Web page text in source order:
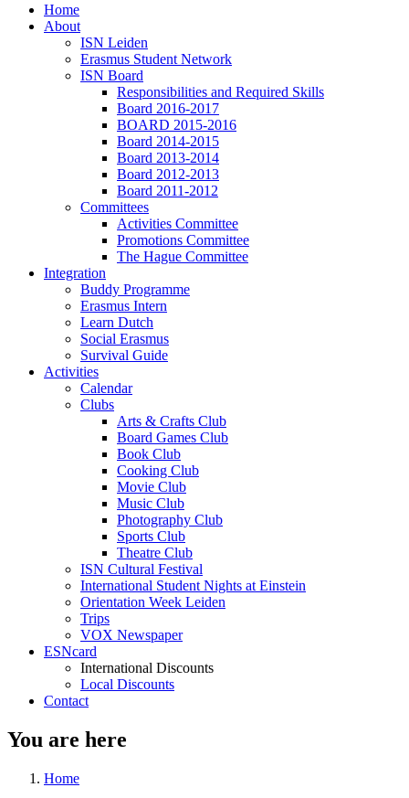
Home
About
ISN Leiden
Erasmus Student Network
ISN Board
Responsibilities and Required Skills
Board 2016-2017
BOARD 2015-2016
Board 2014-2015
Board 2013-2014
Board 2012-2013
Board 2011-2012
Committees
Activities Committee
Promotions Committee
The Hague Committee
Integration
Buddy Programme
Erasmus Intern
Learn Dutch
Social Erasmus
Survival Guide
Activities
Calendar
Clubs
Arts & Crafts Club
Board Games Club
Book Club
Cooking Club
Movie Club
Music Club
Photography Club
Sports Club
Theatre Club
ISN Cultural Festival
International Student Nights at Einstein
Orientation Week Leiden
Trips
VOX Newspaper
ESNcard
International Discounts
Local Discounts
Contact
You are here
Home